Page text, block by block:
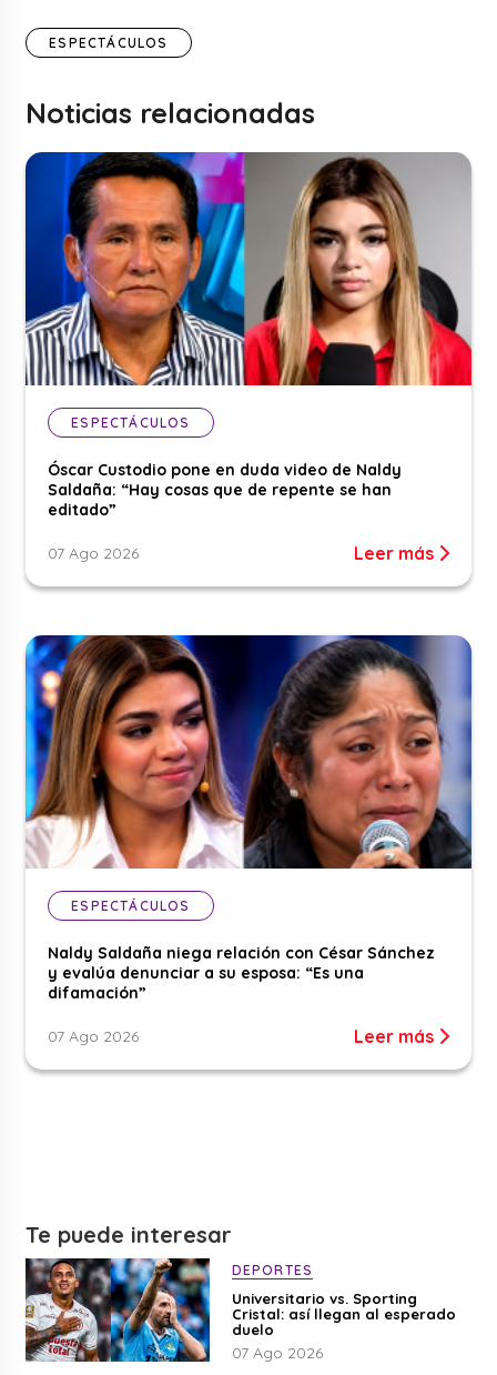
ESPECTÁCULOS
Noticias relacionadas
ESPECTÁCULOS
Óscar Custodio pone en duda video de Naldy
Saldaña: “Hay cosas que de repente se han
editado”
07 Ago 2026 Leer más
ESPECTÁCULOS
Naldy Saldaña niega relación con César Sánchez
y evalúa denunciar a su esposa: “Es una
difamación”
07 Ago 2026 Leer más
Te puede interesar
DEPORTES
Universitario vs. Sporting
Cristal: así llegan al esperado
duelo
07 Ago 2026